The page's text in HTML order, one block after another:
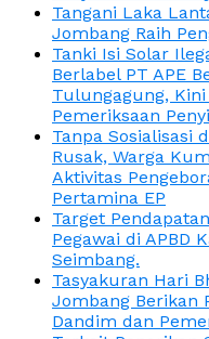
Tangani Laka
Jombang Raih
Tanki Isi Solar
Berlabel PT APE
Tulungagung,
Pemeriksaan
Tanpa Sosialisasi
Rusak, Warga
Aktivitas
Pertamina EP
Target
Pegawai di APBD
Seimbang.
Tasyakuran Hari
Jombang Berikan
Dandim dan